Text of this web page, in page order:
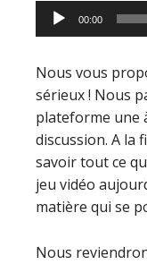
Lecteur
audio
00:00
Nous vous
sérieux ! Nous
plateforme une
discussion. A la
savoir tout ce
jeu vidéo
matière qui se
Nous